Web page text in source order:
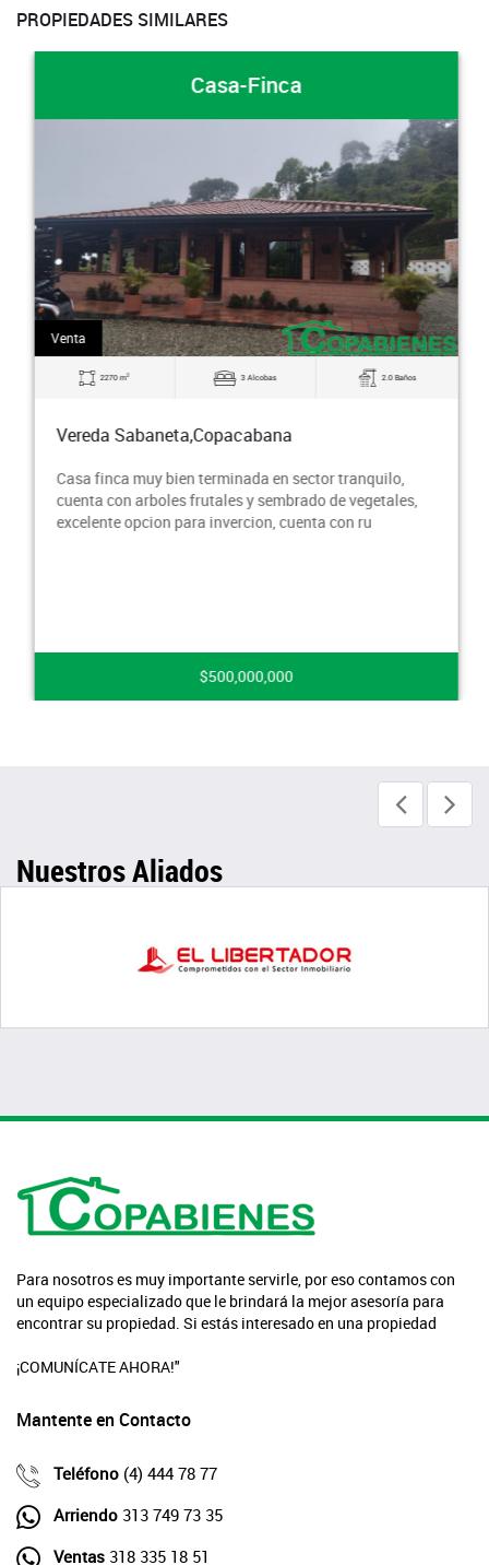
PROPIEDADES SIMILARES
Casa-Finca
Venta
2270 m2 3 Alcobas 2.0 Baños
Vereda Sabaneta,Copacabana
Casa finca muy bien terminada en sector tranquilo,
cuenta con arboles frutales y sembrado de vegetales,
excelente opcion para invercion, cuenta con ru
$500,000,000
Nuestros Aliados
Para nosotros es muy importante servirle, por eso contamos con
un equipo especializado que le brindará la mejor asesoría para
encontrar su propiedad. Si estás interesado en una propiedad
¡COMUNÍCATE AHORA!"
Mantente en Contacto
Teléfono (4) 444 78 77
Arriendo 313 749 73 35
Ventas 318 335 18 51